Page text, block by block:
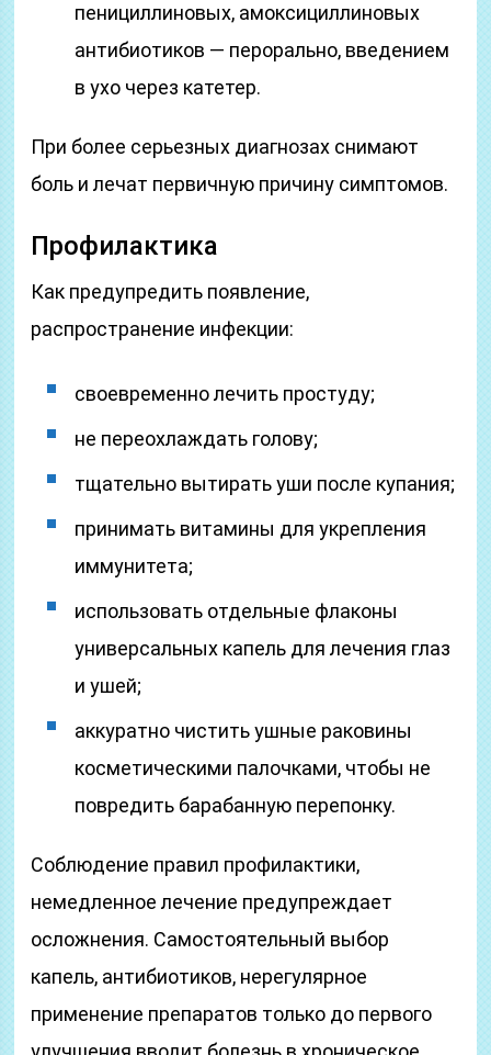
пенициллиновых, амоксициллиновых
антибиотиков — перорально, введением
в ухо через катетер.
При более серьезных диагнозах снимают
боль и лечат первичную причину симптомов.
Профилактика
Как предупредить появление,
распространение инфекции:
своевременно лечить простуду;
не переохлаждать голову;
тщательно вытирать уши после купания;
принимать витамины для укрепления
иммунитета;
использовать отдельные флаконы
универсальных капель для лечения глаз
и ушей;
аккуратно чистить ушные раковины
косметическими палочками, чтобы не
повредить барабанную перепонку.
Соблюдение правил профилактики,
немедленное лечение предупреждает
осложнения. Самостоятельный выбор
капель, антибиотиков, нерегулярное
применение препаратов только до первого